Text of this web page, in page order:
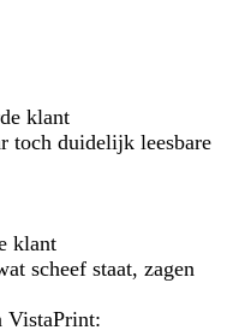
klant
toch duidelijk leesbare
klant
scheef staat, zagen
VistaPrint: